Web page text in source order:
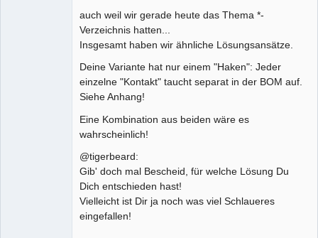
auch weil wir gerade heute das Thema *-
Verzeichnis hatten...
Insgesamt haben wir ähnliche Lösungsansätze.
Deine Variante hat nur einem "Haken": Jeder
einzelne "Kontakt" taucht separat in der BOM auf.
Siehe Anhang!
Eine Kombination aus beiden wäre es
wahrscheinlich!
@tigerbeard:
Gib' doch mal Bescheid, für welche Lösung Du
Dich entschieden hast!
Vielleicht ist Dir ja noch was viel Schlaueres
eingefallen!